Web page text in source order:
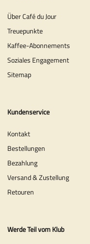
Über Café du Jour
Treuepunkte
Kaffee-Abonnements
Soziales Engagement
Sitemap
Kundenservice
Kontakt
Bestellungen
Bezahlung
Versand & Zustellung
Retouren
Werde Teil vom Klub